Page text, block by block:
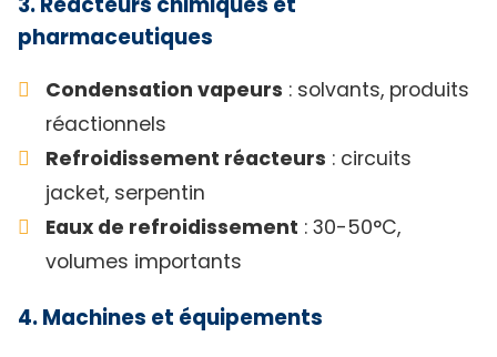
pharmaceutiques
Condensation vapeurs : solvants, produits
réactionnels
Refroidissement réacteurs : circuits
jacket, serpentin
Eaux de refroidissement : 30-50°C,
volumes importants
4. Machines et équipements